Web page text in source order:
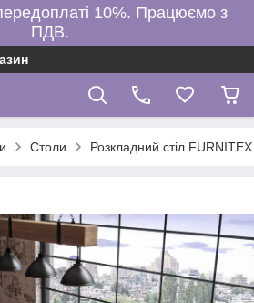
10%. Працюємо з
ПДВ.
Столи Розкладний стіл